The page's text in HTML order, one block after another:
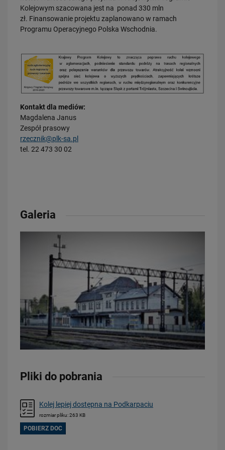
Kolejowym szacowana jest na ponad 330 mln
zł. Finansowanie projektu zaplanowano w ramach
Programu Operacyjnego Polska Wschodnia.
Kontakt dla mediów:
Magdalena Janus
Zespół prasowy
rzecznik@plk-sa.pl
tel. 22 473 30 02
Galeria
Pliki do pobrania
Kolej lepiej dostępna na Podkarpaciu
rozmiar pliku: 263 KB
POBIERZ DOC
23.07.2026
Wróci ruch pasażerski między Skierniewicami a Czachówkiem - jest
umowa na…
PLK SA, Politechnika Białostocka i Instytut Kolejnictwa łączą siły dla…
20.07.2026
Dwie bezkolizyjne przeprawy przez tory zrewolucjonizują komunikację
w Łodzi